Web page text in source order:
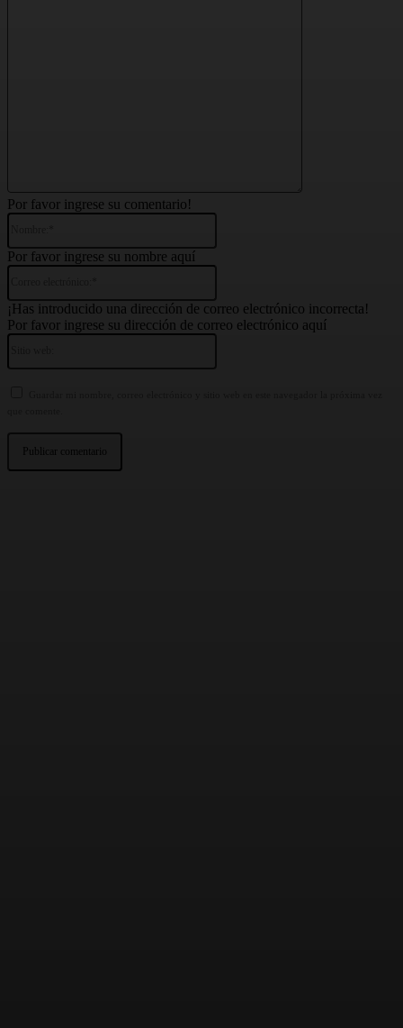
Por favor ingrese su comentario!
Por favor ingrese su nombre aquí
¡Has introducido una dirección de correo electrónico incorrecta!
Por favor ingrese su dirección de correo electrónico aquí